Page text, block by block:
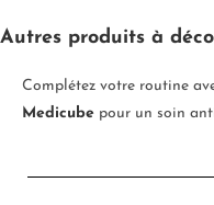
Autres produits à
Complétez votre routine
Medicube pour un soin